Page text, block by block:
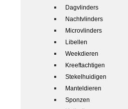
Dagvlinders
Nachtvlinders
Microvlinders
Libellen
Weekdieren
Kreeftachtigen
Stekelhuidigen
Manteldieren
Sponzen